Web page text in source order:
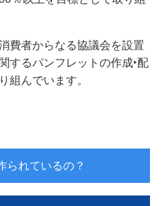
費者からなる協議会を設置
するパンフレットの作成‣配
組んでいます。
られているの？